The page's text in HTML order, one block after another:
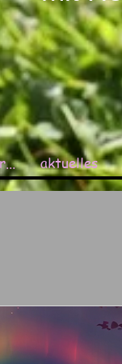
aktuelles